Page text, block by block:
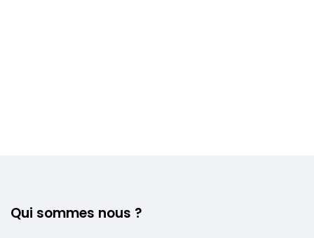
Qui sommes nous ?